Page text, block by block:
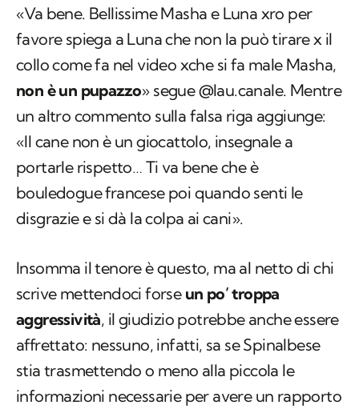
«Va bene. Bellissime Masha e Luna xro per
favore spiega a Luna che non la può tirare x il
collo come fa nel video xche si fa male Masha,
non è un pupazzo» segue @lau.canale. Mentre
un altro commento sulla falsa riga aggiunge:
«Il cane non è un giocattolo, insegnale a
portarle rispetto… Ti va bene che è
bouledogue francese poi quando senti le
disgrazie e si dà la colpa ai cani».
Insomma il tenore è questo, ma al netto di chi
scrive mettendoci forse un po’ troppa
aggressività, il giudizio potrebbe anche essere
affrettato: nessuno, infatti, sa se Spinalbese
stia trasmettendo o meno alla piccola le
informazioni necessarie per avere un rapporto